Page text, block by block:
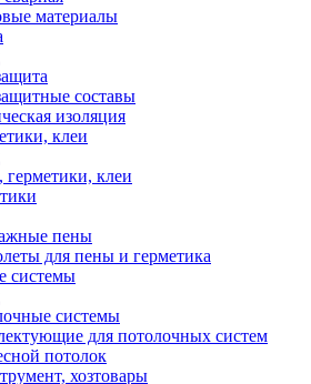
материалы
составы
изоляция
клеи
клеи
пены
для пены и герметика
системы
системы
для потолочных систем
потолок
хозтовары